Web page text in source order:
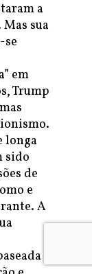
a
sua
em
Trump
longa
sido
de
e
A